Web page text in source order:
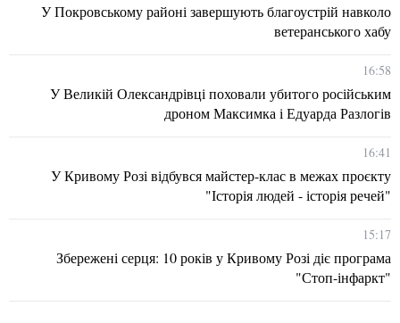
У Покровському районі завершують благоустрій навколо
ветеранського хабу
16:58
У Великій Олександрівці поховали убитого російським
дроном Максимка і Едуарда Разлогів
16:41
У Кривому Розі відбувся майстер-клас в межах проєкту
"Історія людей - історія речей"
15:17
Збережені серця: 10 років у Кривому Розі діє програма
"Стоп-інфаркт"